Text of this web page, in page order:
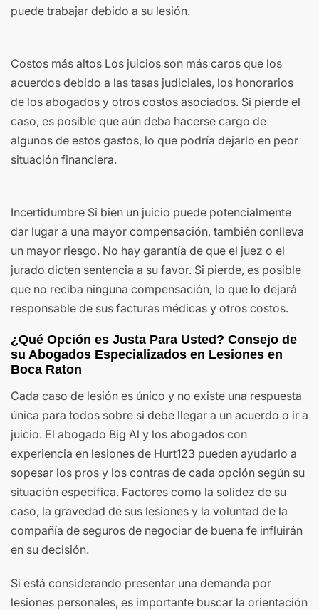
puede trabajar debido a su lesión.
Costos más altos Los juicios son más caros que los
acuerdos debido a las tasas judiciales, los honorarios
de los abogados y otros costos asociados. Si pierde el
caso, es posible que aún deba hacerse cargo de
algunos de estos gastos, lo que podría dejarlo en peor
situación financiera.
Incertidumbre Si bien un juicio puede potencialmente
dar lugar a una mayor compensación, también conlleva
un mayor riesgo. No hay garantía de que el juez o el
jurado dicten sentencia a su favor. Si pierde, es posible
que no reciba ninguna compensación, lo que lo dejará
responsable de sus facturas médicas y otros costos.
¿Qué Opción es Justa Para Usted? Consejo de
su Abogados Especializados en Lesiones en
Boca Raton
Cada caso de lesión es único y no existe una respuesta
única para todos sobre si debe llegar a un acuerdo o ir a
juicio. El abogado Big Al y los abogados con
experiencia en lesiones de Hurt123 pueden ayudarlo a
sopesar los pros y los contras de cada opción según su
situación específica. Factores como la solidez de su
caso, la gravedad de sus lesiones y la voluntad de la
compañía de seguros de negociar de buena fe influirán
en su decisión.
Si está considerando presentar una demanda por
lesiones personales, es importante buscar la orientación